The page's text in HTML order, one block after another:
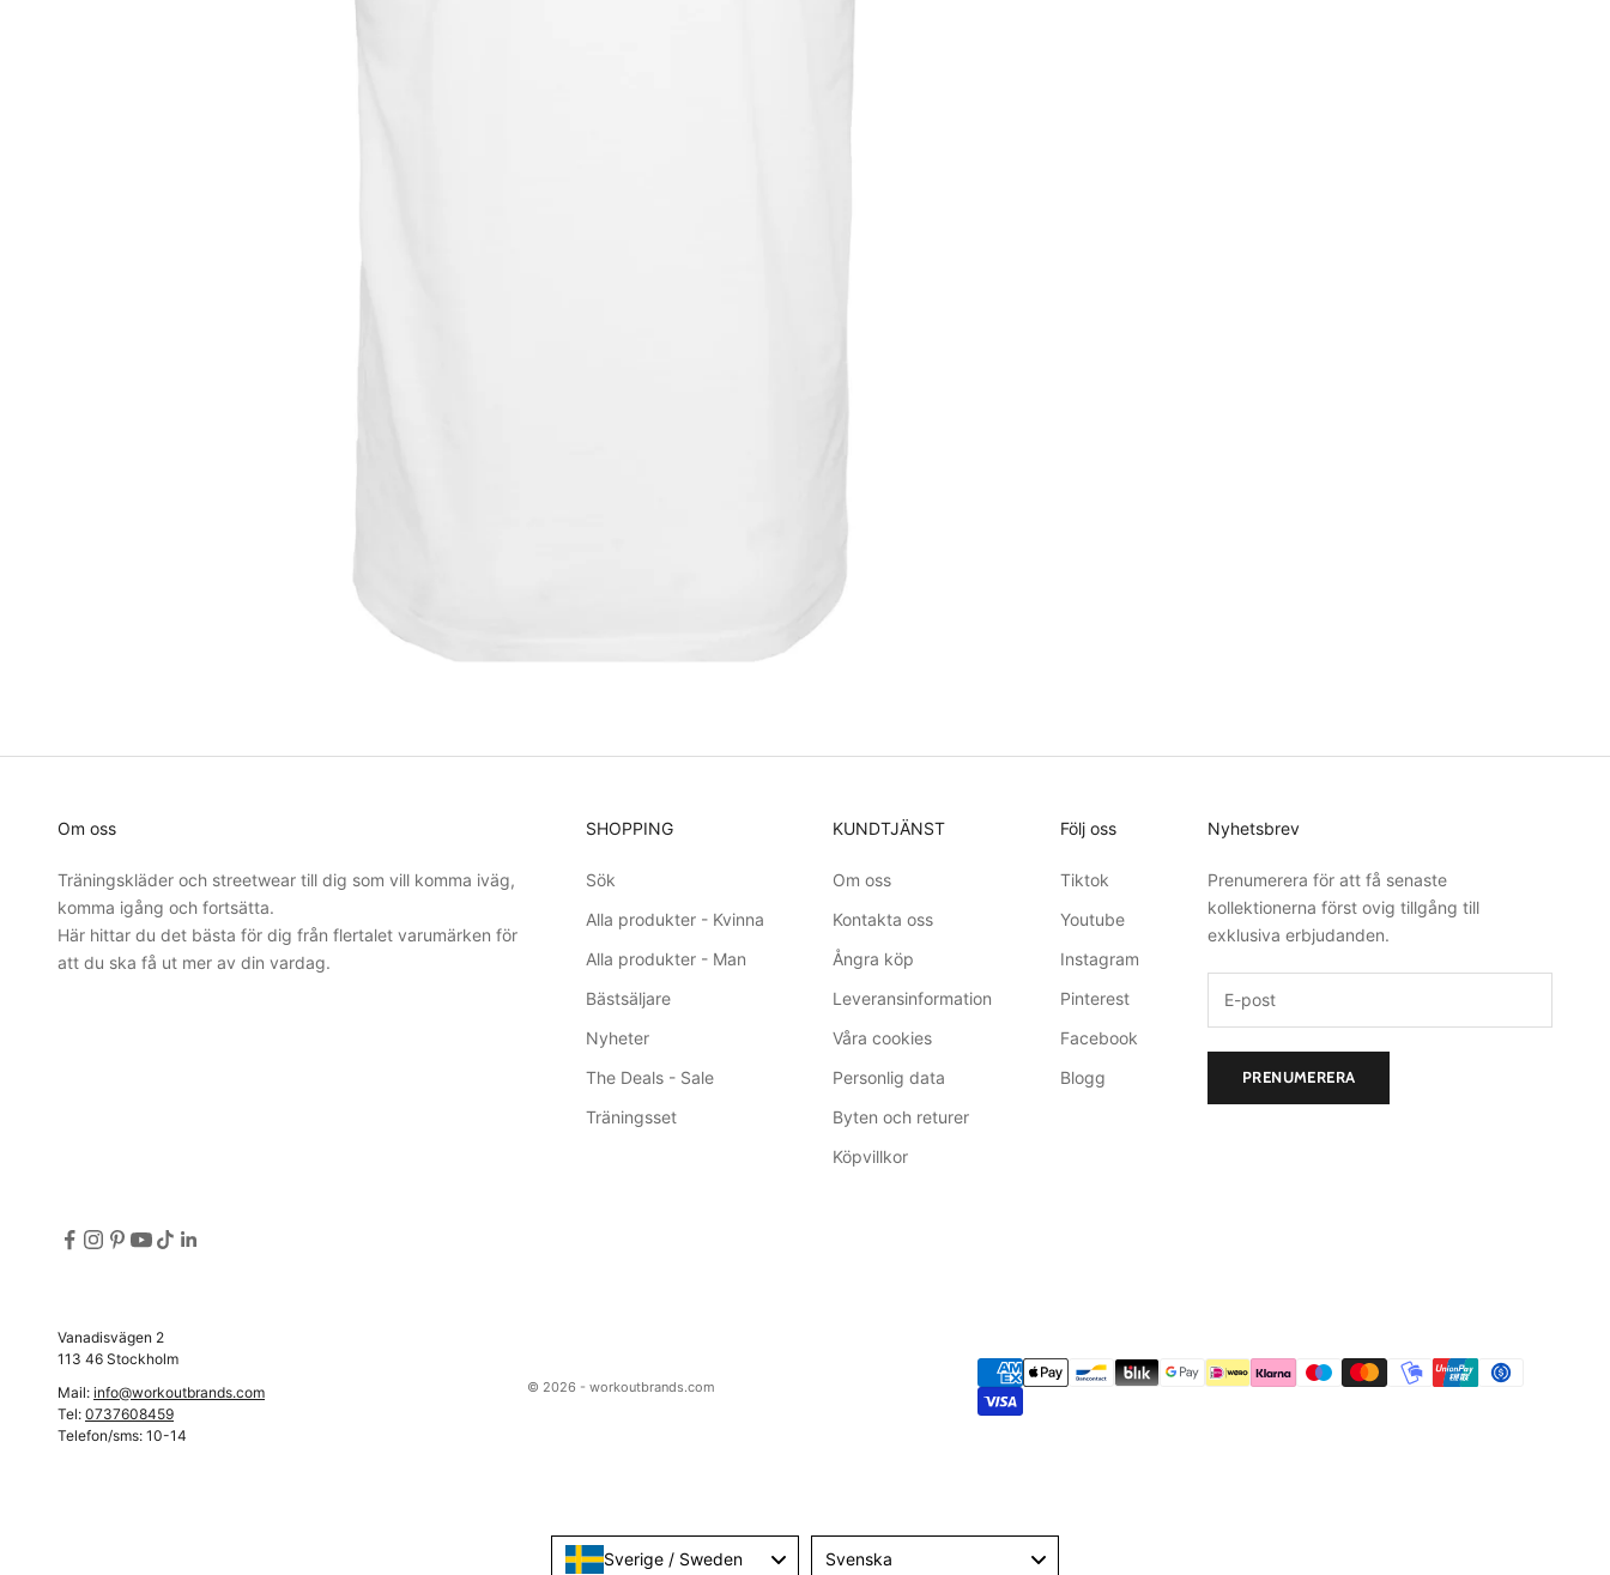
Om oss
Träningskläder och streetwear till dig som vill komma iväg,
komma igång och fortsätta.
Här hittar du det bästa för dig från flertalet varumärken för
att du ska få ut mer av din vardag.
SHOPPING
Sök
Alla produkter - Kvinna
Alla produkter - Man
Bästsäljare
Nyheter
The Deals - Sale
Träningsset
KUNDTJÄNST
Om oss
Kontakta oss
Ångra köp
Leveransinformation
Våra cookies
Personlig data
Byten och returer
Köpvillkor
Följ oss
Tiktok
Youtube
Instagram
Pinterest
Facebook
Blogg
Nyhetsbrev
Prenumerera för att få senaste
kollektionerna först ovig tillgång till
exklusiva erbjudanden.
PRENUMERERA
Vanadisvägen 2
113 46 Stockholm
Mail: info@workoutbrands.com
Tel: 0737608459
Telefon/sms: 10-14
© 2026 - workoutbrands.com
Sverige / Sweden Svenska